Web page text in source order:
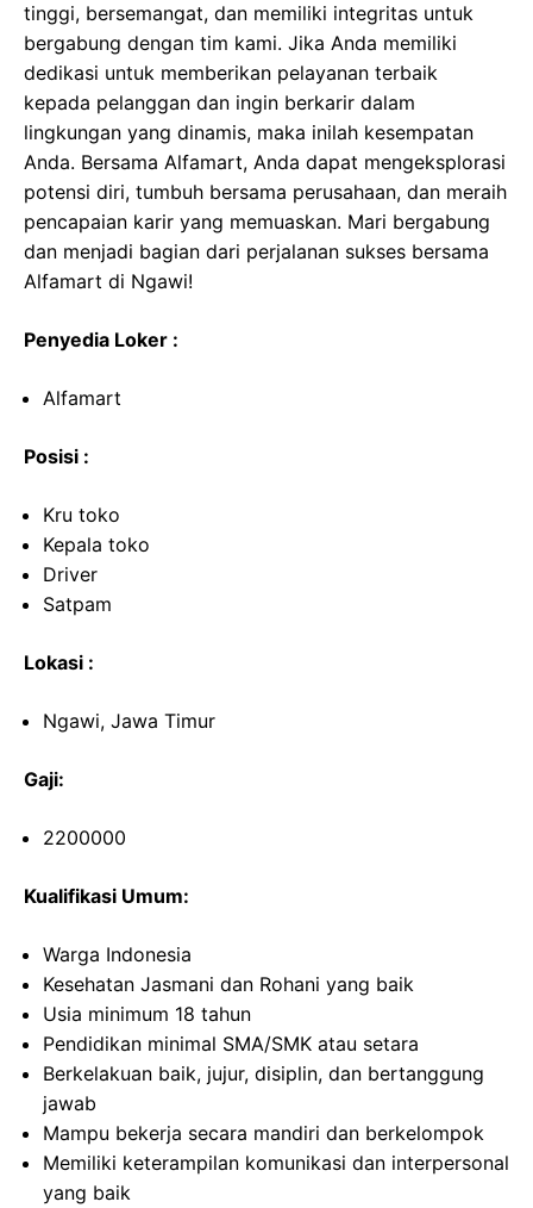
tinggi, bersemangat, dan memiliki integritas untuk
bergabung dengan tim kami. Jika Anda memiliki
dedikasi untuk memberikan pelayanan terbaik
kepada pelanggan dan ingin berkarir dalam
lingkungan yang dinamis, maka inilah kesempatan
Anda. Bersama Alfamart, Anda dapat mengeksplorasi
potensi diri, tumbuh bersama perusahaan, dan meraih
pencapaian karir yang memuaskan. Mari bergabung
dan menjadi bagian dari perjalanan sukses bersama
Alfamart di Ngawi!
Penyedia Loker :
Alfamart
Posisi :
Kru toko
Kepala toko
Driver
Satpam
Lokasi :
Ngawi, Jawa Timur
Gaji:
2200000
Kualifikasi Umum:
Warga Indonesia
Kesehatan Jasmani dan Rohani yang baik
Usia minimum 18 tahun
Pendidikan minimal SMA/SMK atau setara
Berkelakuan baik, jujur, disiplin, dan bertanggung
jawab
Mampu bekerja secara mandiri dan berkelompok
Memiliki keterampilan komunikasi dan interpersonal
yang baik